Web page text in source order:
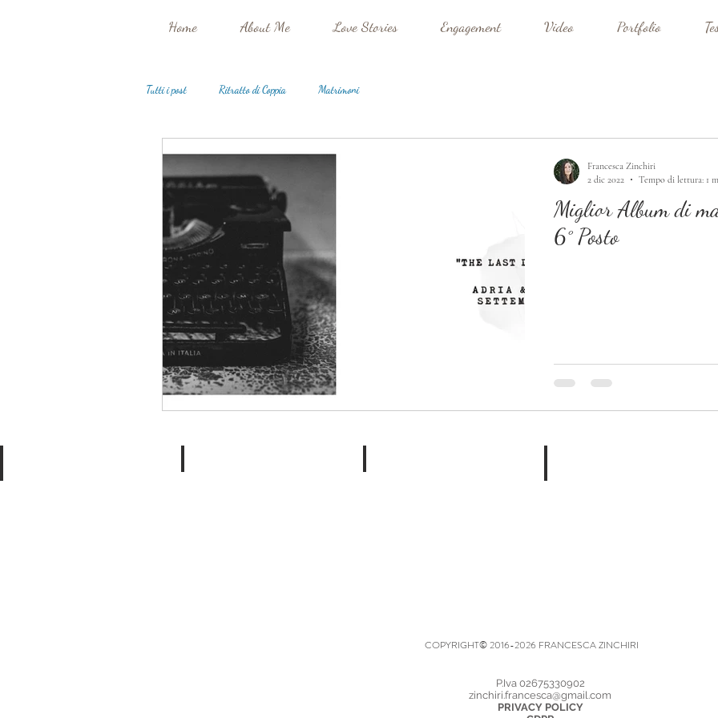
Home About Me Love Stories Engagement Video Portfolio
Tutti i post Ritratto di Coppia Matrimoni
Miglior Album di
6° Posto
Francesca Zinchiri
2 dic 2022
Tempo di lettura: 1
COPYRIGHT© 2016-2026 FRANCESCA ZINCHIRI
P.Iva 02675330902
zinchiri.francesca@gmail.com
PRIVACY POLICY